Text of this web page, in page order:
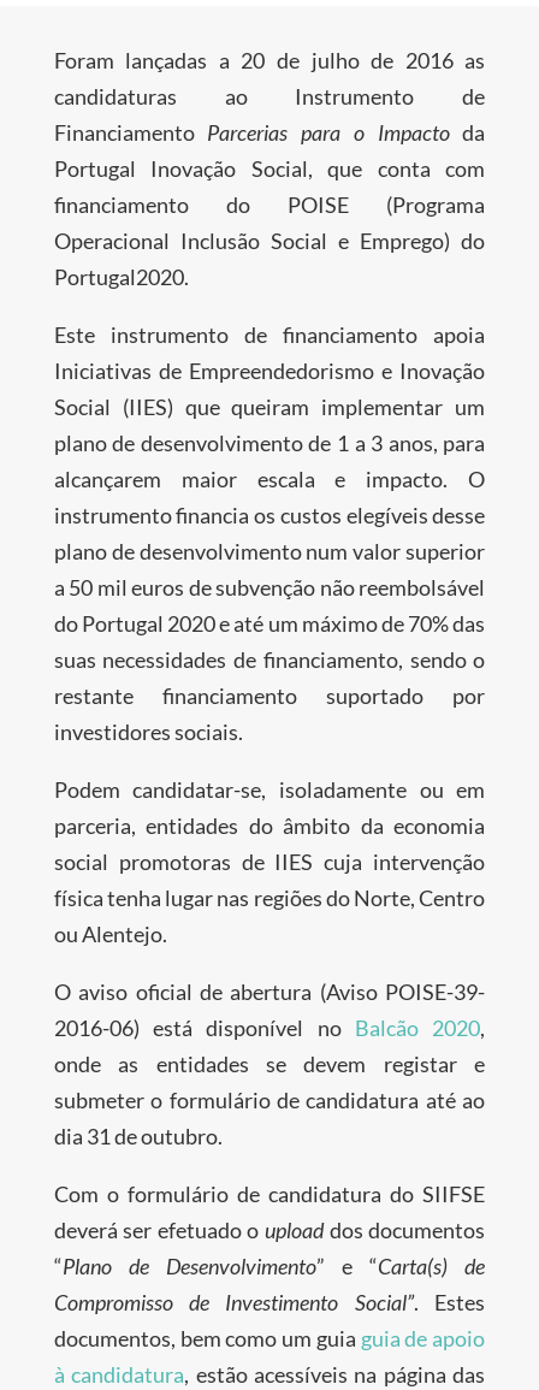
Foram lançadas a 20 de julho de 2016 as
candidaturas ao Instrumento de
FinanciamentoParcerias para o Impactoda
Portugal Inovação Social, que conta com
financiamento do POISE (Programa
Operacional Inclusão Social e Emprego) do
Portugal2020.
Este instrumento de financiamento apoia
Iniciativas de Empreendedorismo e Inovação
Social (IIES) que queiram implementar um
plano de desenvolvimento de 1 a 3 anos, para
alcançarem maior escala e impacto. O
instrumento financia os custos elegíveis desse
plano de desenvolvimento num valor superior
a 50 mil euros de subvenção não reembolsável
do Portugal 2020 e até um máximo de 70% das
suas necessidades de financiamento, sendo o
restante financiamento suportado por
investidores sociais.
Podem candidatar-se, isoladamente ou em
parceria, entidades do âmbito da economia
social promotoras de IIES cuja intervenção
física tenha lugar nas regiões do Norte, Centro
ou Alentejo.
O aviso oficial de abertura (Aviso POISE-39-
2016-06) está disponível no Balcão 2020,
onde as entidades se devem registar e
submeter o formulário de candidatura até ao
dia 31 de outubro.
Com o formulário de candidatura do SIIFSE
deverá ser efetuado o uploaddos documentos
“Plano de Desenvolvimento” e “Carta(s) de
Compromisso de Investimento Social”. Estes
documentos, bem como um guia guia de apoio
à candidatura, estão acessíveis na página das